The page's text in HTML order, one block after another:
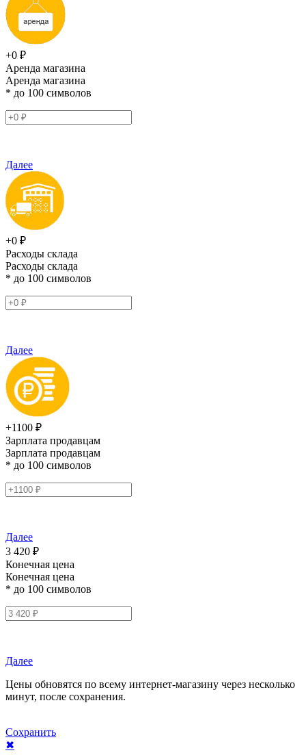
+0 ₽
Аренда магазина
Аренда магазина
* до 100 символов
Далее
+0 ₽
Расходы склада
Расходы склада
* до 100 символов
Далее
+1100 ₽
Зарплата продавцам
Зарплата продавцам
* до 100 символов
Далее
3 420 ₽
Конечная цена
Конечная цена
* до 100 символов
Далее
Цены обновятся по всему интернет-магазину через несколько
минут, после сохранения.
Сохранить
✖